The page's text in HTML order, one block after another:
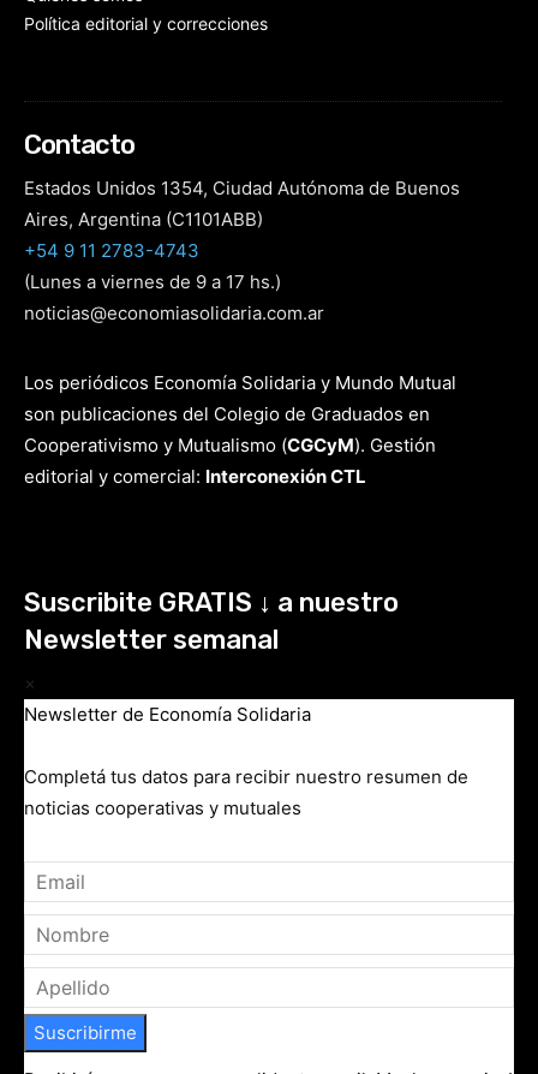
Política editorial y correcciones
Contacto
Estados Unidos 1354, Ciudad Autónoma de Buenos
Aires, Argentina (C1101ABB)
+54 9 11 2783-4743
(Lunes a viernes de 9 a 17 hs.)
noticias@economiasolidaria.com.ar
Los periódicos Economía Solidaria y Mundo Mutual
son publicaciones del Colegio de Graduados en
Cooperativismo y Mutualismo (CGCyM). Gestión
editorial y comercial: Interconexión CTL
Suscribite GRATIS ↓ a nuestro
Newsletter semanal
×
Newsletter de Economía Solidaria
Completá tus datos para recibir nuestro resumen de
noticias cooperativas y mutuales
Suscribirme